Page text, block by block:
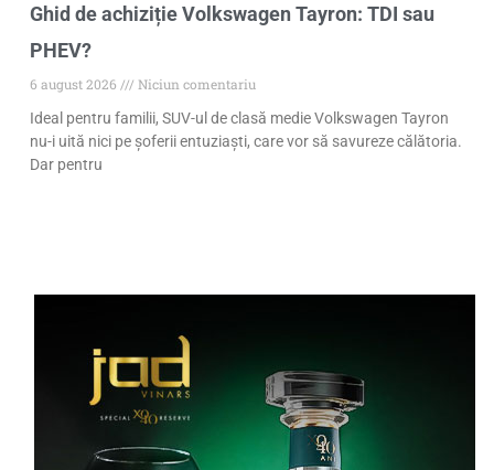
Ghid de achiziție Volkswagen Tayron: TDI sau
PHEV?
6 august 2026
Niciun comentariu
Ideal pentru familii, SUV-ul de clasă medie Volkswagen Tayron
nu-i uită nici pe șoferii entuziaști, care vor să savureze călătoria.
Dar pentru